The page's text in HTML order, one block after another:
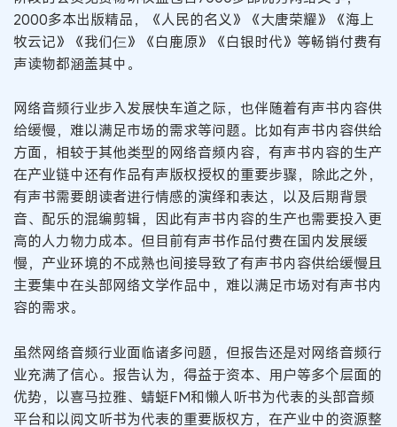
2000多本出版精品，《人民的名义》《大唐荣耀》《海上
牧云记》《我们仨》《白鹿原》《白银时代》等畅销付费有
声读物都涵盖其中。
网络音频行业步入发展快车道之际，也伴随着有声书内容供
给缓慢，难以满足市场的需求等问题。比如有声书内容供给
方面，相较于其他类型的网络音频内容，有声书内容的生产
在产业链中还有作品有声版权授权的重要步骤，除此之外，
有声书需要朗读者进行情感的演绎和表达，以及后期背景
音、配乐的混编剪辑，因此有声书内容的生产也需要投入更
高的人力物力成本。但目前有声书作品付费在国内发展缓
慢，产业环境的不成熟也间接导致了有声书内容供给缓慢且
主要集中在头部网络文学作品中，难以满足市场对有声书内
容的需求。
虽然网络音频行业面临诸多问题，但报告还是对网络音频行
业充满了信心。报告认为，得益于资本、用户等多个层面的
优势，以喜马拉雅、蜻蜓FM和懒人听书为代表的头部音频
平台和以阅文听书为代表的重要版权方，在产业中的资源整